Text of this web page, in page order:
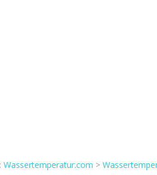
Wassertemperatur.com >